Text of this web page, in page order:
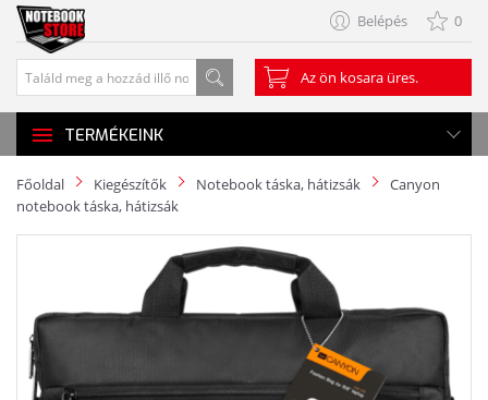
Belépés 0
Az ön kosara üres.
TERMÉKEINK
Főoldal Kiegészítők Notebook táska, hátizsák
Canyon
notebook táska, hátizsák